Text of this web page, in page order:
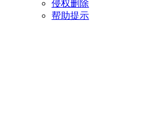
侵权删除
帮助提示